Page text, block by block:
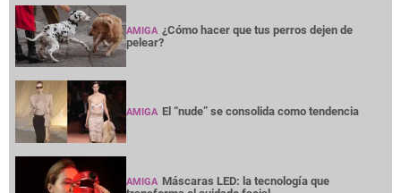
AMIGA ¿Cómo hacer que tus perros dejen de
pelear?
AMIGA El “nude” se consolida como tendencia
AMIGA Máscaras LED: la tecnología que